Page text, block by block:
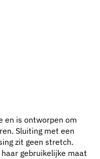
en is ontworpen om
Sluiting met een
zit geen stretch.
gebruikelijke maat